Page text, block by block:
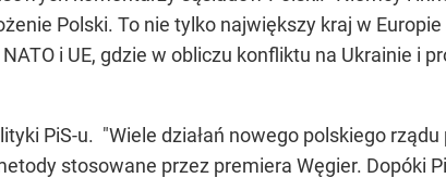
Polski. To nie tylko największy kraj w
i UE, gdzie w obliczu konfliktu na Ukrainie i
PiS-u. "Wiele działań nowego polskiego
stosowane przez premiera Węgier. Dopóki